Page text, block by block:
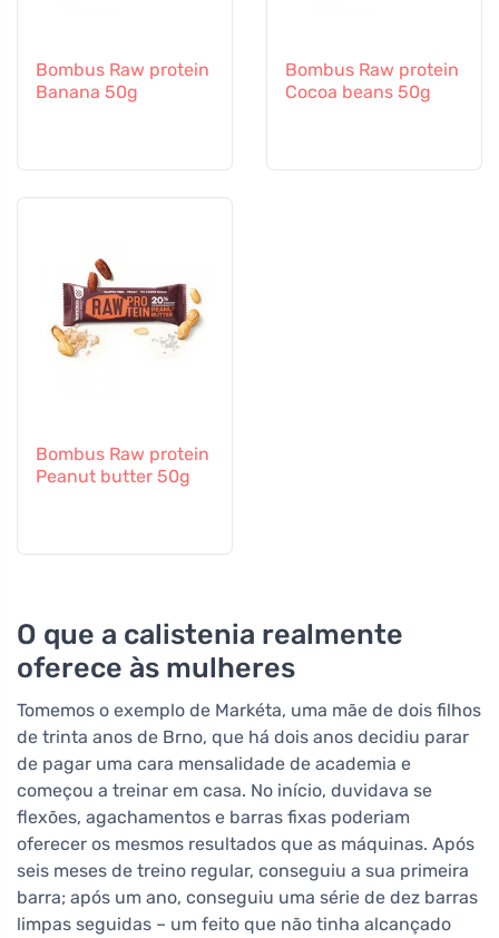
Bombus Raw protein
Banana 50g
Bombus Raw protein
Cocoa beans 50g
Bombus Raw protein
Peanut butter 50g
O que a calistenia realmente
oferece às mulheres
Tomemos o exemplo de Markéta, uma mãe de dois filhos
de trinta anos de Brno, que há dois anos decidiu parar
de pagar uma cara mensalidade de academia e
começou a treinar em casa. No início, duvidava se
flexões, agachamentos e barras fixas poderiam
oferecer os mesmos resultados que as máquinas. Após
seis meses de treino regular, conseguiu a sua primeira
barra; após um ano, conseguiu uma série de dez barras
limpas seguidas – um feito que não tinha alcançado